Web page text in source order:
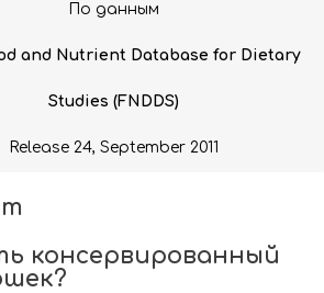
По данным
and Nutrient Database for Dietary
Studies (FNDDS)
Release 24, September 2011
консервированный